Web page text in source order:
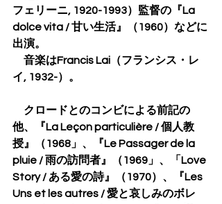
フェリーニ, 1920-1993）監督の『La
dolce vita / 甘い生活』（1960）などに
出演。
音楽はFrancis Lai（フランシス・レ
イ, 1932-）。
クロードとのコンビによる前記の
他、『La Leçon particulière / 個人教
授』（1968」、『Le Passager de la
pluie / 雨の訪問者』（1969」、「Love
Story / ある愛の詩』（1970）、『Les
Uns et les autres / 愛と哀しみのボレ